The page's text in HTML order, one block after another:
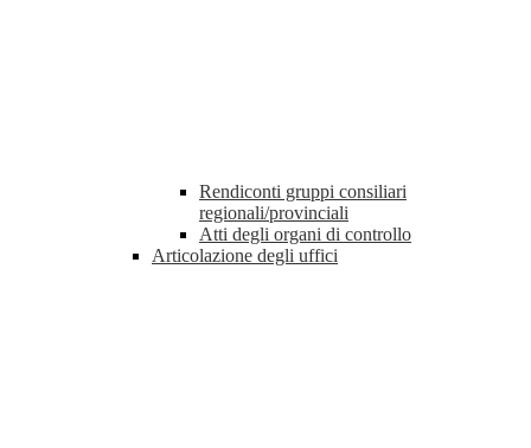
Rendiconti gruppi consiliari
regionali/provinciali
Atti degli organi di controllo
Articolazione degli uffici